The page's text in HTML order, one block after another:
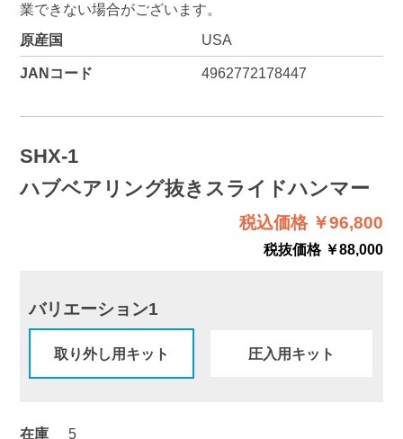
業できない場合がございます。
原産国
USA
JANコード 4962772178447
SHX-1
ハブベアリング抜きスライドハンマー
税込価格 ￥96,800
税抜価格 ￥88,000
バリエーション1
取り外し用キット 圧入用キット
在庫 5